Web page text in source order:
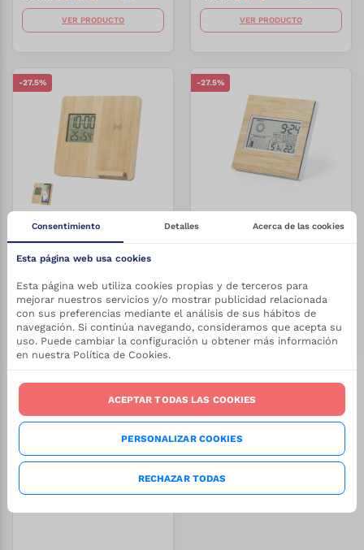
VER PRODUCTO VER PRODUCTO
-27.5%
ESTACIÓN METEOROLÓGICA CARGADOR FIORY
REF: 1/1201
Desde 14.43€
Stock:
+3700
VER PRODUCTO
-27.5%
REF:1/6806
Desde 4.57€
+4500
-27.5%
Consentimiento Detalles Acerca de las cookies
Esta página web usa cookies
Esta página web utiliza cookies propias y de terceros para
mejorar nuestros servicios y/o mostrar publicidad relacionada
con sus preferencias mediante el análisis de sus hábitos de
navegación. Si continúa navegando, consideramos que acepta su
uso. Puede cambiar la configuración u obtener más información
en nuestra Política de Cookies.
RECHAZAR TODAS
PERSONALIZAR COOKIES
ACEPTAR TODAS LAS COOKIES